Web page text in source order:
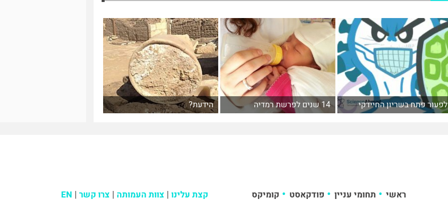
לפעור פתח בשריון החיידקי 14 שנים לפרשת רמדיה הידעת?
ראשי תחומי עניין פודקאסט קומיקס קצת עלינו צוות העמותה צרו קשר EN